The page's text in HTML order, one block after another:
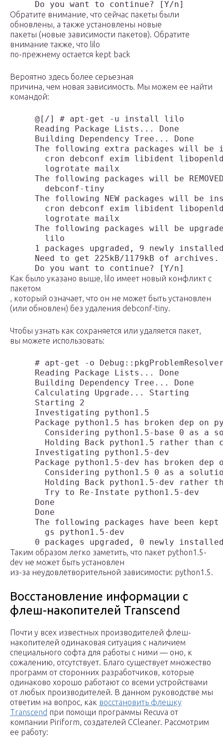
Обратите внимание, что сейчас пакеты были
обновлены, а также установлены новые
пакеты (новые зависимости пакетов). Обратите
внимание также, что lilo
по-прежнему остается kept back
Вероятно здесь более серьезная
причина, чем новая зависимость. Мы можем ее найти
командой:
     @[/] # apt-get -u install lilo
     Reading Package Lists... Done
     Building Dependency Tree... Done
The following extra packages will be
cron debconf exim libident
       logrotate mailx
The following packages will be
       debconf-tiny
The following NEW packages will be
cron debconf exim libident
       logrotate mailx
The following packages will be
       lilo
1 packages upgraded, 9 newly
Need to get 225kB/1179kB of
Как было указано выше, lilo имеет новый конфликт с
пакетом
, который означает, что он не может быть установлен
(или обновлен) без удаления debconf-tiny.
Чтобы узнать как сохраняется или удаляется пакет,
вы можете использовать:
# apt-get -o
     Reading Package Lists... Done
     Building Dependency Tree... Done
     Calculating Upgrade... Starting
     Starting 2
     Investigating python1.5
Package python1.5 has broken dep on
Considering python1.5-base 0 as a
Holding Back python1.5 rather than
     Investigating python1.5-dev
Package python1.5-dev has broken dep
Considering python1.5 0 as a
Holding Back python1.5-dev rather
       Try to Re-Instate python1.5-dev
     Done
     Done
The following packages have been kept
       gs python1.5-dev
Таким образом легко заметить, что пакет python1.5-
dev не может быть установлен
из-за неудовлетворительной зависимости: python1.5.
Восстановление информации с
флеш-накопителей Transcend
Почти у всех известных производителей флеш-
накопителей одинаковая ситуация с наличием
специального софта для работы с ними — оно, к
сожалению, отсутствует. Благо существует множество
программ от сторонних разработчиков, которые
одинаково хорошо работают со всеми устройствами
от любых производителей. В данном руководстве мы
ответим на вопрос, как восстановить флешку
Transcend при помощи программы Recuva от
компании Piriform, создателей CCleaner. Рассмотрим
ее работу: